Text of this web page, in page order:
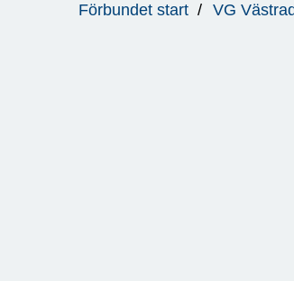
är
Förbundet start VG